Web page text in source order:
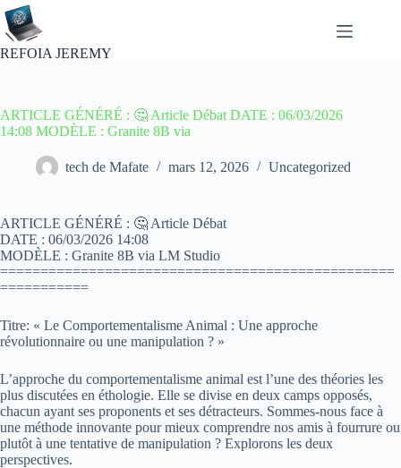
Passer
au
contenu
REFOIA JEREMY
ARTICLE GÉNÉRÉ : 🤔 Article Débat DATE : 06/03/2026
14:08 MODÈLE : Granite 8B via
tech de Mafate mars 12, 2026 Uncategorized
ARTICLE GÉNÉRÉ : 🤔 Article Débat
DATE : 06/03/2026 14:08
MODÈLE : Granite 8B via LM Studio
=================================================
===========
Titre: « Le Comportementalisme Animal : Une approche
révolutionnaire ou une manipulation ? »
L’approche du comportementalisme animal est l’une des théories les
plus discutées en éthologie. Elle se divise en deux camps opposés,
chacun ayant ses proponents et ses détracteurs. Sommes-nous face à
une méthode innovante pour mieux comprendre nos amis à fourrure ou
plutôt à une tentative de manipulation ? Explorons les deux
perspectives.